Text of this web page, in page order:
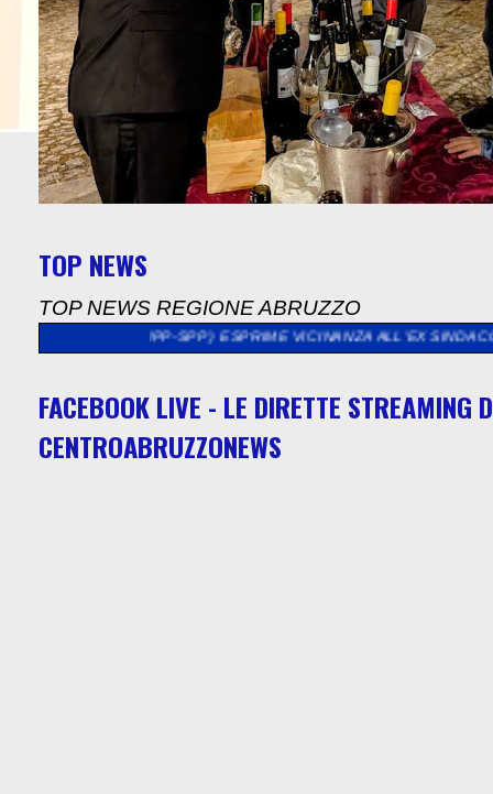
TOP NEWS
TOP NEWS REGIONE ABRUZZO
SPP ) ESPRIME VICINANZA ALL'EX SINDACO DI SULMONA
FACEBOOK LIVE - LE DIRETTE STREAMING
CENTROABRUZZONEWS